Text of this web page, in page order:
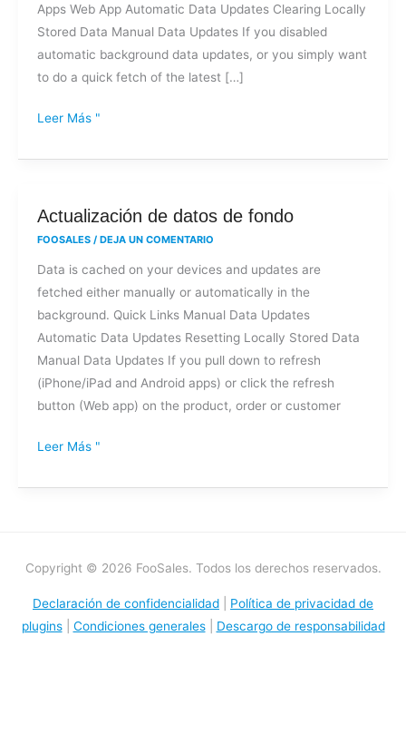
Apps Web App Automatic Data Updates Clearing Locally
Stored Data Manual Data Updates If you disabled
automatic background data updates, or you simply want
to do a quick fetch of the latest […]
Leer Más "
Actualización de datos de fondo
FOOSALES / DEJA UN COMENTARIO
Data is cached on your devices and updates are
fetched either manually or automatically in the
background. Quick Links Manual Data Updates
Automatic Data Updates Resetting Locally Stored Data
Manual Data Updates If you pull down to refresh
(iPhone/iPad and Android apps) or click the refresh
button (Web app) on the product, order or customer
Actualización
de
Leer Más "
Copyright © 2026 FooSales. Todos los derechos reservados.
Declaración de confidencialidad
Política de privacidad de
plugins| Condiciones generales| Descargo de responsabilidad